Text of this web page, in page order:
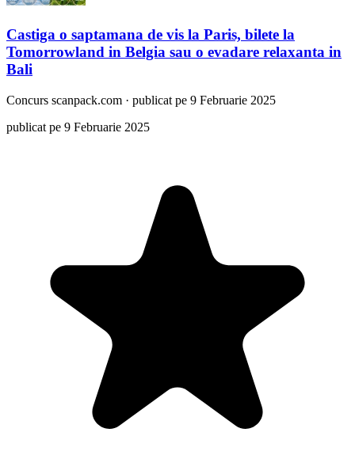
Castiga o saptamana de vis la Paris, bilete la
Tomorrowland in Belgia sau o evadare relaxanta in
Bali
Concurs scanpack.com · publicat pe 9 Februarie 2025
publicat pe 9 Februarie 2025